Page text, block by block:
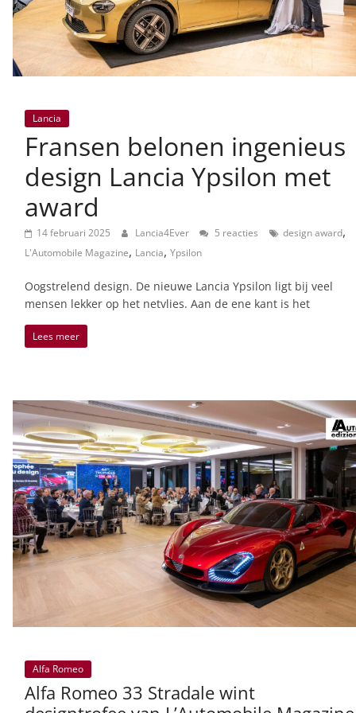
Lancia
Fransen belonen ingenieus
design Lancia Ypsilon met
award
14 februari 2025 Lancia4Ever 5 reacties design award,
L'Automobile Magazine, Lancia, Ypsilon
Oogstrelend design. De nieuwe Lancia Ypsilon ligt bij veel
mensen lekker op het netvlies. Aan de ene kant is het
Lees meer
Alfa Romeo
Alfa Romeo 33 Stradale wint